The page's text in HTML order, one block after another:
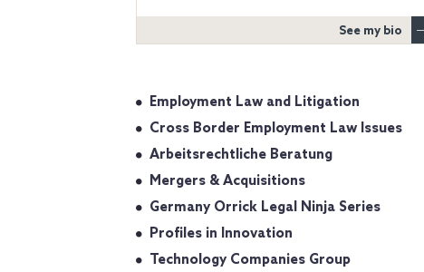
See my bio
Employment Law and Litigation
Cross Border Employment Law Issues
Arbeitsrechtliche Beratung
Mergers & Acquisitions
Germany Orrick Legal Ninja Series
Profiles in Innovation
Technology Companies Group